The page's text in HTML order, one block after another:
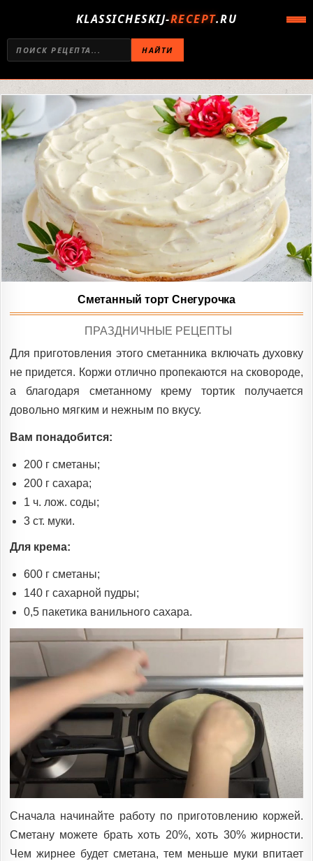
KLASSICHESKIJ-RECEPT.RU
НАЙТИ
Сметанный торт Снегурочка
POSTED
ПРАЗДНИЧНЫЕ РЕЦЕПТЫ
Для приготовления этого сметанника включать духовку
не придется. Коржи отлично пропекаются на сковороде,
а благодаря сметанному крему тортик получается
довольно мягким и нежным по вкусу.
Вам понадобится:
200 г сметаны;
200 г сахара;
1 ч. лож. соды;
3 ст. муки.
Для крема:
600 г сметаны;
140 г сахарной пудры;
0,5 пакетика ванильного сахара.
Сначала начинайте работу по приготовлению коржей.
Сметану можете брать хоть 20%, хоть 30% жирности.
Чем жирнее будет сметана, тем меньше муки впитает